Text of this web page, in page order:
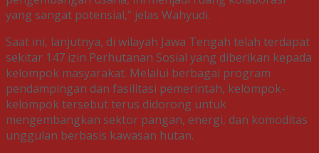
yang sangat potensial,” jelas Wahyudi.
Saat ini, lanjutnya, di wilayah Jawa Tengah telah terdapat
sekitar 147 izin Perhutanan Sosial yang diberikan kepada
kelompok masyarakat. Melalui berbagai program
pendampingan dan fasilitasi pemerintah, kelompok-
kelompok tersebut terus didorong untuk
mengembangkan sektor pangan, energi, dan komoditas
unggulan berbasis kawasan hutan.